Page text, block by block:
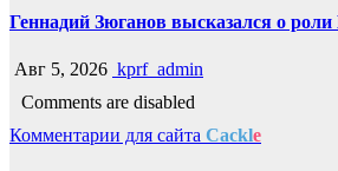
Геннадий Зюганов высказался о
Авг 5, 2026 kprf_admin
Comments are disabled
Комментарии для сайта Cackle